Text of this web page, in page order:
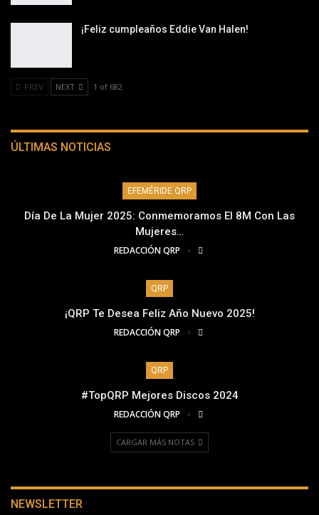
¡Feliz cumpleaños Eddie Van Halen!
PREV NEXT 1 of 682
ÚLTIMAS NOTICIAS
EFEMÉRIDE QRP
Día De La Mujer 2025: Conmemoramos El 8M Con Las
Mujeres…
REDACCIÓN QRP
QRP
¡QRP Te Desea Feliz Año Nuevo 2025!
REDACCIÓN QRP
QRP
#TopQRP Mejores Discos 2024
REDACCIÓN QRP
CARGAR MÁS NOTAS
NEWSLETTER